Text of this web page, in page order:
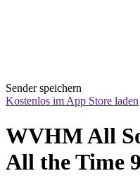
Sender speichern
Kostenlos im App Store laden
WVHM All
All the Time